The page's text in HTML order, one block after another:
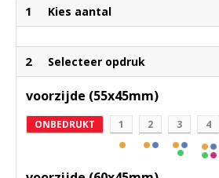
1 Kies aantal
2 Selecteer opdruk
voorzijde (55x45mm)
ONBEDRUKT 1 2 3 4